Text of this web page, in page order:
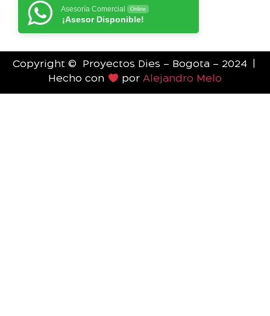
Asesoría Comercial Online
¡Asesor Disponible!
Copyright © Proyectos Dies – Bogota – 2024 |
Hecho con
por Alejandro Melo